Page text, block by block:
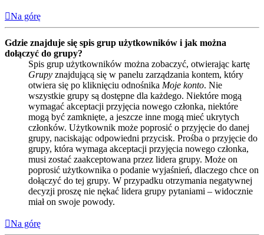
Na górę
Gdzie znajduje się spis grup użytkowników i jak można
dołączyć do grupy?
Spis grup użytkowników można zobaczyć, otwierając kartę
Grupy znajdującą się w panelu zarządzania kontem, który
otwiera się po kliknięciu odnośnika Moje konto. Nie
wszystkie grupy są dostępne dla każdego. Niektóre mogą
wymagać akceptacji przyjęcia nowego członka, niektóre
mogą być zamknięte, a jeszcze inne mogą mieć ukrytych
członków. Użytkownik może poprosić o przyjęcie do danej
grupy, naciskając odpowiedni przycisk. Prośba o przyjęcie do
grupy, która wymaga akceptacji przyjęcia nowego członka,
musi zostać zaakceptowana przez lidera grupy. Może on
poprosić użytkownika o podanie wyjaśnień, dlaczego chce on
dołączyć do tej grupy. W przypadku otrzymania negatywnej
decyzji proszę nie nękać lidera grupy pytaniami – widocznie
miał on swoje powody.
Na górę